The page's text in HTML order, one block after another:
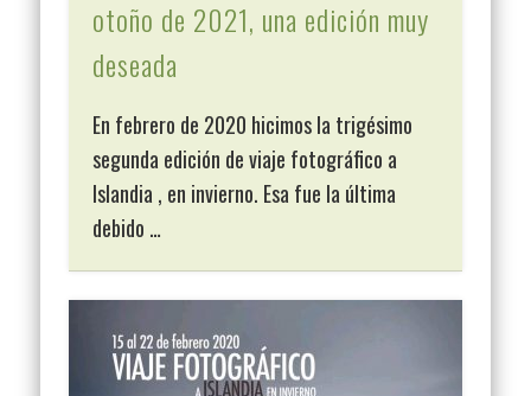
otoño de 2021, una edición muy
deseada
En febrero de 2020 hicimos la trigésimo
segunda edición de viaje fotográfico a
Islandia , en invierno. Esa fue la última
debido …